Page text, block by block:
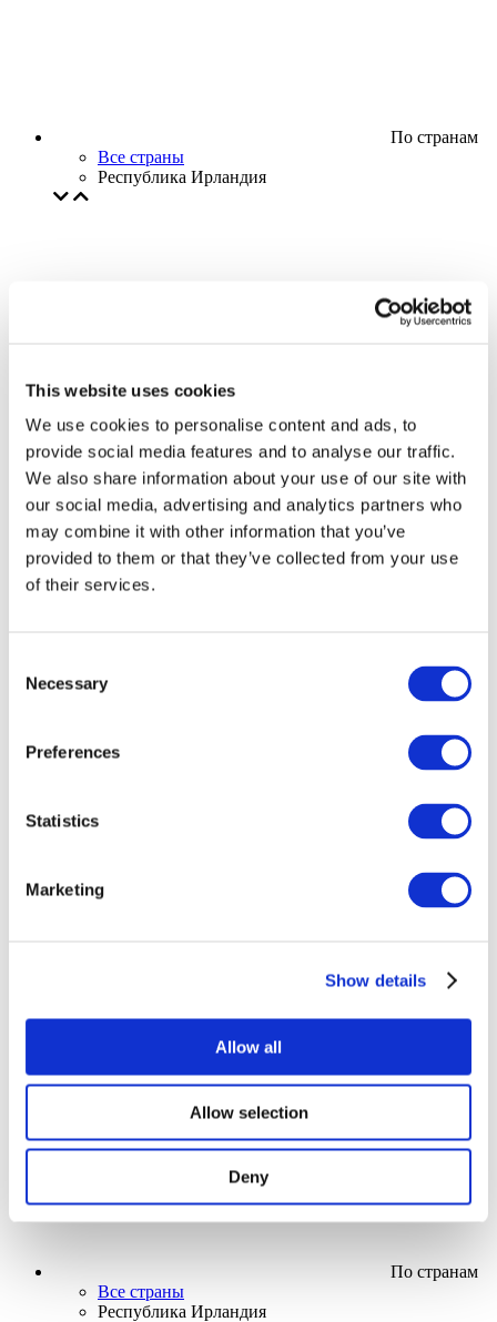
This website uses cookies
We use cookies to personalise content and ads, to
provide social media features and to analyse our traffic.
We also share information about your use of our site with
our social media, advertising and analytics partners who
may combine it with other information that you’ve
provided to them or that they’ve collected from your use
of their services.
Selection
Necessary
Preferences
Statistics
Marketing
Show details
Allow all
Allow selection
Deny
По странам
Все страны
Республика Ирландия
Без поджанра
Применить
По странам
Все страны
Республика Ирландия